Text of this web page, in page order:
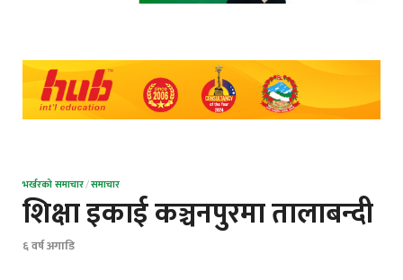
भर्खरको समाचार/समाचार
शिक्षा इकाई कञ्चनपुरमा तालाबन्दी
६ वर्ष अगाडि